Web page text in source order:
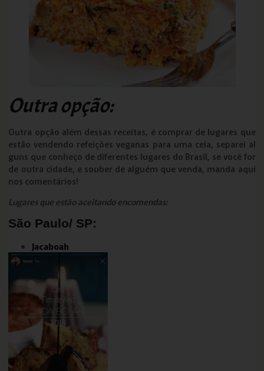
Outra opção:
Outra opção além dessas receitas, é comprar de lugares que
estão vendendo refeições veganas para uma ceia, separei al
guns que conheço de diferentes lugares do Brasil, se você for
de outra cidade, e souber de alguém que venda, manda aqui
nos comentários!
Lugares que estão aceitando encomendas:
São Paulo/ SP:
Jacaboah